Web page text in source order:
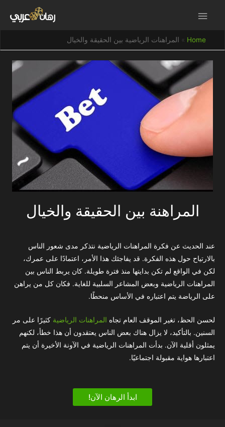
Home المراهنات الرياضية بين الحقيقة والخيال
المراهنة بين الحقيقة والخيال
عند الحديث عن فكرة المراهنات الرياضية نتذكر مدى شعور الناس
بالارتياح حول هذه الفكرة. قد يفاجئك هذا الأمر، اعتمادًا على عمرك،
لكن في الواقع لم تكن بدايتها منذ فترة طويلة. كان يربط الناس بين
المراهنات الرياضية وبعض المشاعر السلبية للغاية. فكان كل من يراهن
على الرياضة يتم اعتباره في الأساس منحطًا.
لحسن الحظ، تغير الموقف العام تجاه المراهنات الرياضية كثيرًا على مر
السنين. بالتأكيد، لا يزال هناك بعض الناس يعتقدون أن هذا خطأ، لكنهم
يمثلون أقلية الآن. بدأت المراهنات الرياضية في الآونة الأخيرة أن يتم
اعتبارها هواية مقبولة اجتماعيًا.
ابدأ الرهان الآن!